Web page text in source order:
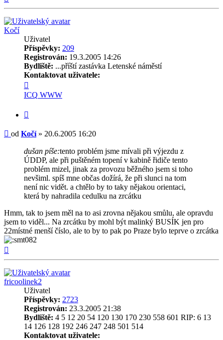
Kočí
Uživatel
Příspěvky: 209
Registrován: 19.3.2005 14:26
Bydliště: ...příští zastávka Letenské náměstí
Kontaktovat uživatele:
uživatele
Kočí
ICQ WWW
Příspěvek
od Kočí» 20.6.2005 16:20
dušan píše:tento problém jsme mívali při výjezdu z
ÚDDP, ale při puštěném topení v kabině řidiče tento
problém mizel, jinak za provozu běžného jsem si toho
nevšiml. spíš mne občas dožírá, že při slunci na tom
není nic vidět. a chtělo by to taky nějakou orientaci,
která by nahradila cedulku na zrcátku
Hmm, tak to jsem měl na to asi zrovna nějakou smůlu, ale opravdu
jsem to viděl... Na zrcátku by mohl být malinký BUSÍK jen pro
22místné menší číslo, ale to by to pak po Praze bylo teprve o zrcátka
fricoolinek2
Uživatel
Příspěvky: 2723
Registrován: 23.3.2005 21:38
Bydliště: 4 5 12 20 54 120 130 170 230 558 601 RIP: 6 13
14 126 128 192 246 247 248 501 514
Kontaktovat uživatele: